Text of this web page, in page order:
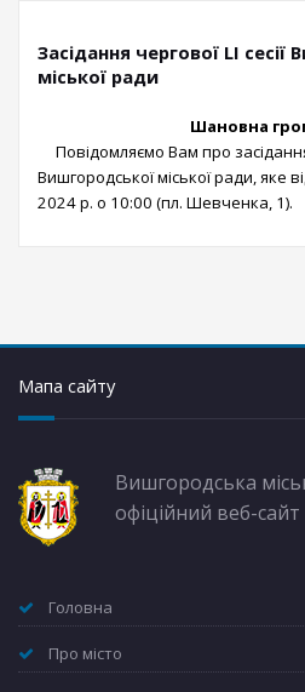
Засідання чергової LI сесії
міської ради
Шановна
Повідомляємо Вам про засідання
Вишгородської міської ради, яке
2024 р. о 10:00 (пл. Шевченка, 1).
Мапа сайту
Вишгородська
офіційний веб-сайт
Головна
Про місто